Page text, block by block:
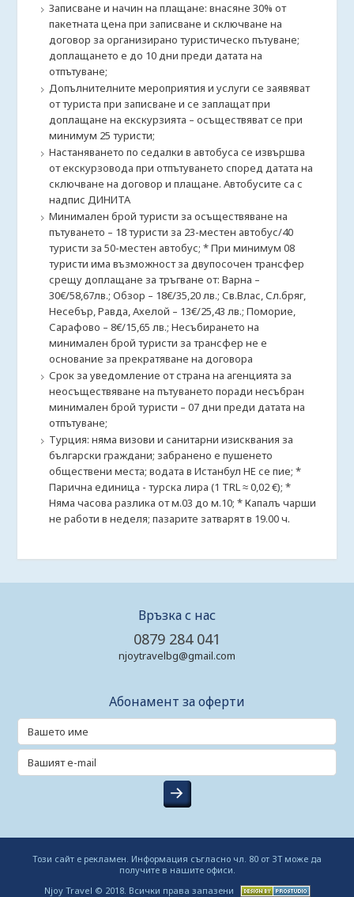
Записване и начин на плащане: внасяне 30% от
пакетната цена при записване и сключване на
договор за организирано туристическо пътуване;
доплащането е до 10 дни преди датата на
отпътуване;
Допълнителните мероприятия и услуги се заявяват
от туриста при записване и се заплащат при
доплащане на екскурзията – осъществяват се при
минимум 25 туристи;
Настаняването по седалки в автобуса се извършва
от екскурзовода при отпътуването според датата на
сключване на договор и плащане. Автобусите са с
надпис ДИНИТА
Минимален брой туристи за осъществяване на
пътуването – 18 туристи за 23-местен автобус/40
туристи за 50-местен автобус; * При минимум 08
туристи има възможност за двупосочен трансфер
срещу доплащане за тръгване от: Варна –
30€/58,67лв.; Обзор – 18€/35,20 лв.; Св.Влас, Сл.бряг,
Несебър, Равда, Ахелой – 13€/25,43 лв.; Поморие,
Сарафово – 8€/15,65 лв.; Несъбирането на
минимален брой туристи за трансфер не е
основание за прекратяване на договора
Срок за уведомление от страна на агенцията за
неосъществяване на пътуването поради несъбран
минимален брой туристи – 07 дни преди датата на
отпътуване;
Турция: няма визови и санитарни изисквания за
български граждани; забранено е пушенето
обществени места; водата в Истанбул НЕ се пие; *
Парична единица - турска лира (1 TRL ≈ 0,02 €); *
Няма часова разлика от м.03 до м.10; * Капалъ чарши
не работи в неделя; пазарите затварят в 19.00 ч.
Връзка с нас
0879 284 041
njoytravelbg@gmail.com
Абонамент за оферти
Този сайт е рекламен. Информация съгласно чл. 80 от ЗТ може да
получите в нашите офиси.
Njoy Travel © 2018. Всички права запазени